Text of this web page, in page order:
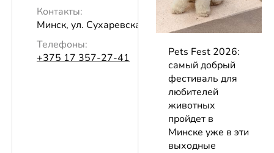
Контакты:
Минск, ул. Сухаревская, 33
Телефоны:
+375 17 357-27-41
Pets Fest 2026:
самый добрый
фестиваль для
любителей
животных
пройдет в
Минске уже в эти
выходные